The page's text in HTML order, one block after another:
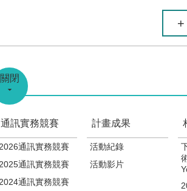
關閉
通訊實務競賽
2026通訊實務競賽
2025通訊實務競賽
2024通訊實務競賽
計畫成果
活動紀錄
活動影片